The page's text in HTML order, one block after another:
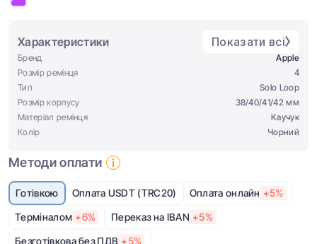
Характеристики Показати всі
Бренд
Apple
Розмір ремінця
4
Тип
Solo Loop
Розмір корпусу
38/40/41/42 мм
Матеріал ремінця
Каучук
Колір
Чорний
Методи оплати
Готівкою Оплата USDT (TRC20) Оплата онлайн +5%
Терміналом +6% Переказ на IBAN +5%
Безготівкова без ПДВ +5%